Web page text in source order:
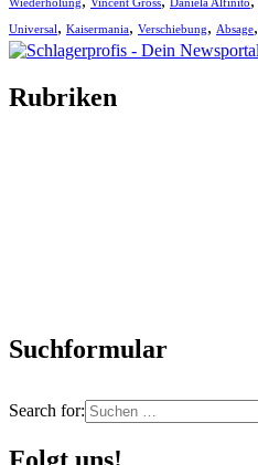
Universal, Kaisermania, Verschiebung, Absage,
Rubriken
Suchformular
Search for: